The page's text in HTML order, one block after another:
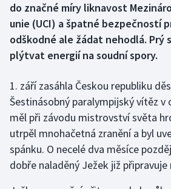
Gymnastika
Jezdectví
Judo
Krasobruslení
do značné míry liknavost
unie (UCI) a špatné bezpečností
odškodné ale žádat nehodlá. Prý
plýtvat energií na soudní spory.
1. září zasáhla Českou republiku
Šestinásobný paralympijský vítěz v
měl při závodu mistrovství světa
utrpěl mnohačetná zranění a byl
spánku. O necelé dva měsíce
dobře naladěný Ježek již připravuje